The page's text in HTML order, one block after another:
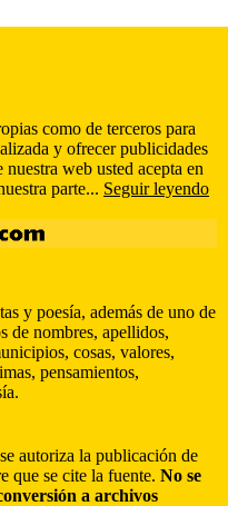
como de terceros para
y ofrecer publicidades
web usted acepta en
parte... Seguir leyendo
y poesía, además de uno de
de nombres, apellidos,
cosas, valores,
pensamientos,
autoriza la publicación de
que se cite la fuente. No se
a archivos